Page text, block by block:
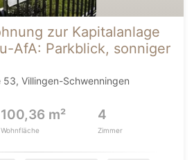
zur Kapitalanlage
AfA: Parkblick, sonniger
Villingen-Schwenningen
100,36 m²
Wohnfläche
4
Zimmer